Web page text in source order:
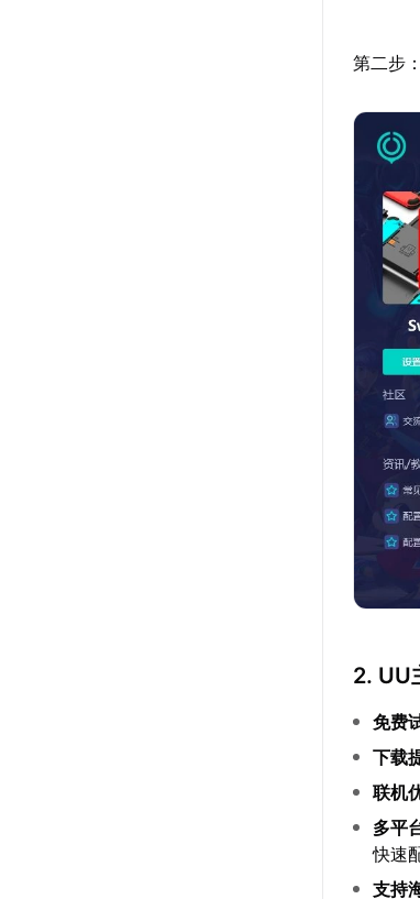
第二步
2. UU
免费
下载
联机
多平
快速
支持